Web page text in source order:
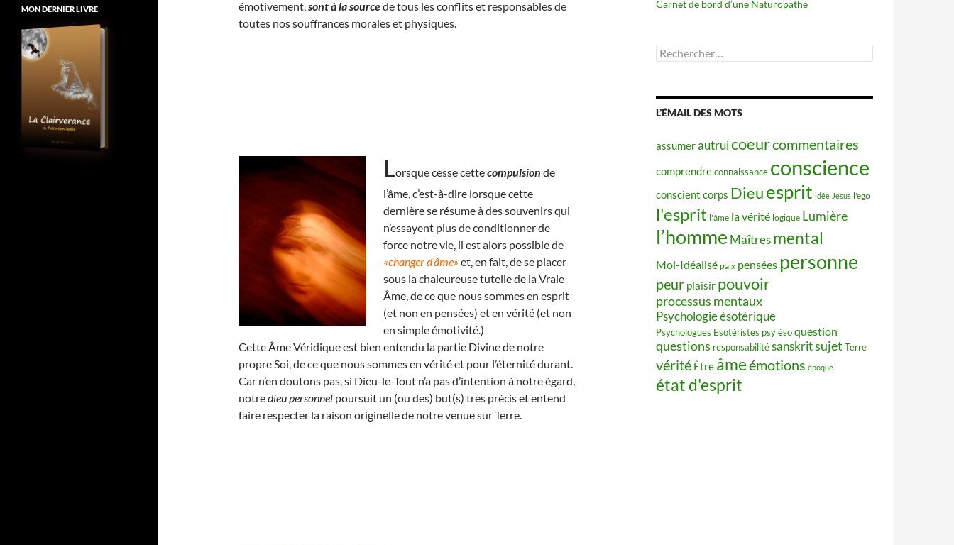
émotivement,sont à la sourcede tous les conflits et responsables de
toutes nos souffrances morales et physiques.
Lorsque cesse cettecompulsion de
l’âme, c’est-à-dire lorsque cette
dernière se résume à des souvenirs qui
n’essayent plus de conditionner de
force notre vie, il est alors possible de
«changer d’âme» et, en fait, de se placer
sous la chaleureuse tutelle de la Vraie
Âme, de ce que nous sommes en esprit
(et non en pensées) et en vérité (et non
en simple émotivité.)
Cette Âme Véridique est bien entendu la partie Divine de notre
propre Soi, de ce que nous sommes en vérité et pour l’éternité durant.
Car n’en doutons pas, si Dieu-le-Tout n’a pas d’intention à notre égard,
notredieu personnel poursuit un (ou des) but(s) très précis et entend
faire respecter la raison originelle de notre venue sur Terre.
Carnet de bord d’une Naturopathe
Rechercher :
L’ÉMAIL DES MOTS
assumerautruicoeurcommentaires
comprendreconnaissance conscience
conscient corps Dieuesprit idée Jésus l'ego
l'esprit l'âme la vérité logique Lumière
l’homme Maîtres mental
Moi-Idéalisé paix pensées personne
peur plaisir pouvoir
processus mentaux
Psychologie ésotérique
Psychologues Esotéristes psy ésoquestion
questions responsabilitésanskritsujet Terre
vérité Être âmeémotions époque
état d'esprit
MON DERNIER LIVRE